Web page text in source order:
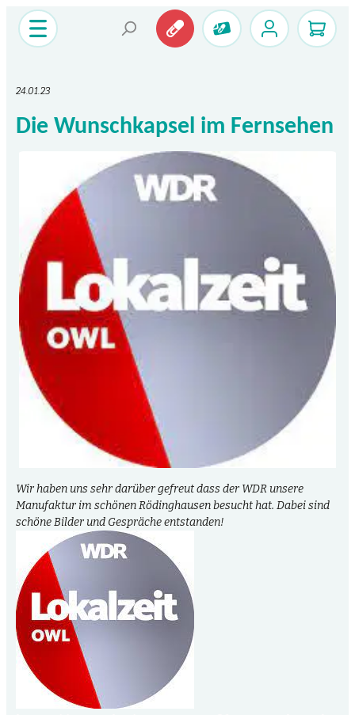
24.01.23
Die Wunschkapsel im Fernsehen
Wir haben uns sehr darüber gefreut dass der WDR unsere
Manufaktur im schönen Rödinghausen besucht hat. Dabei sind
schöne Bilder und Gespräche entstanden!